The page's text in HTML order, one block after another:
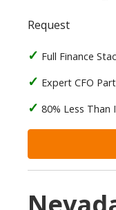
Request
Full Finance
Expert CFO
80% Less Than